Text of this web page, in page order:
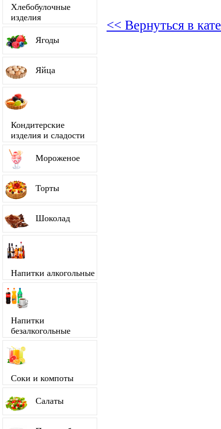
Хлебобулочные
изделия
Ягоды
Яйца
Кондитерские
изделия и сладости
Мороженое
Торты
Шоколад
Напитки алкогольные
Напитки
безалкогольные
Соки и компоты
Салаты
<< Вернуться в